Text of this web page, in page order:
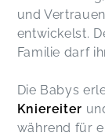
und
entwickelst.
Familie darf
Die Babys
Kniereiter
während für